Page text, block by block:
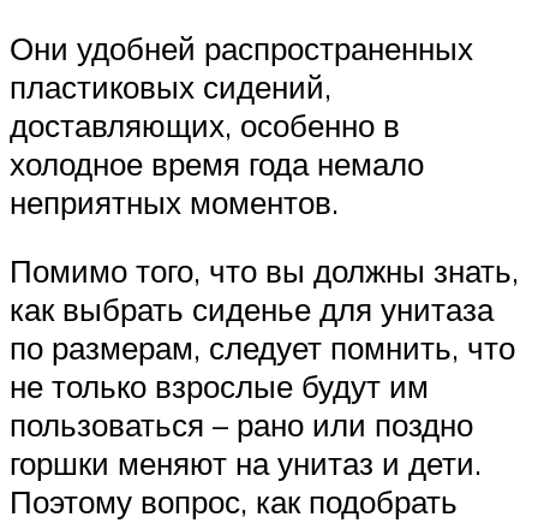
Они удобней распространенных
пластиковых сидений,
доставляющих, особенно в
холодное время года немало
неприятных моментов.
Помимо того, что вы должны знать,
как выбрать сиденье для унитаза
по размерам, следует помнить, что
не только взрослые будут им
пользоваться – рано или поздно
горшки меняют на унитаз и дети.
Поэтому вопрос, как подобрать